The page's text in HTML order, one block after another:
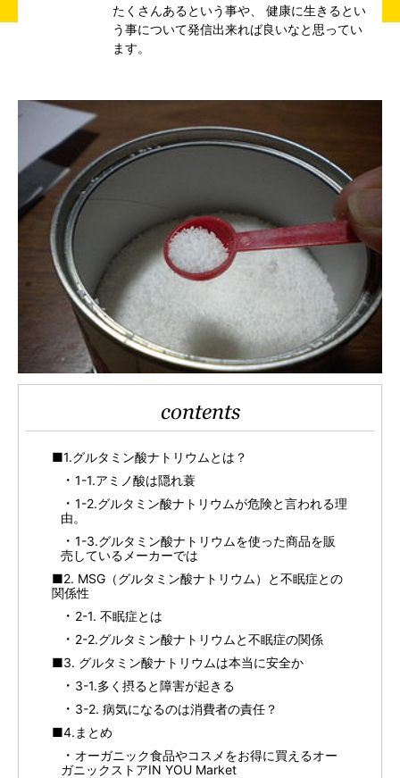
たくさんあるという事や、 健康に生きるとい
う事について発信出来れば良いなと思ってい
ます。
contents
■1.グルタミン酸ナトリウムとは？
1-1.アミノ酸は隠れ蓑
1-2.グルタミン酸ナトリウムが危険と言われる理
由。
1-3.グルタミン酸ナトリウムを使った商品を販
売しているメーカーでは
■2. MSG（グルタミン酸ナトリウム）と不眠症との
関係性
2-1. 不眠症とは
2-2.グルタミン酸ナトリウムと不眠症の関係
■3. グルタミン酸ナトリウムは本当に安全か
3-1.多く摂ると障害が起きる
3-2. 病気になるのは消費者の責任？
■4.まとめ
オーガニック食品やコスメをお得に買えるオー
ガニックストアIN YOU Market